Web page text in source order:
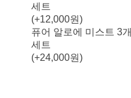
세트
(+12,000원)
퓨어 알로에 미스트 3개
세트
(+24,000원)